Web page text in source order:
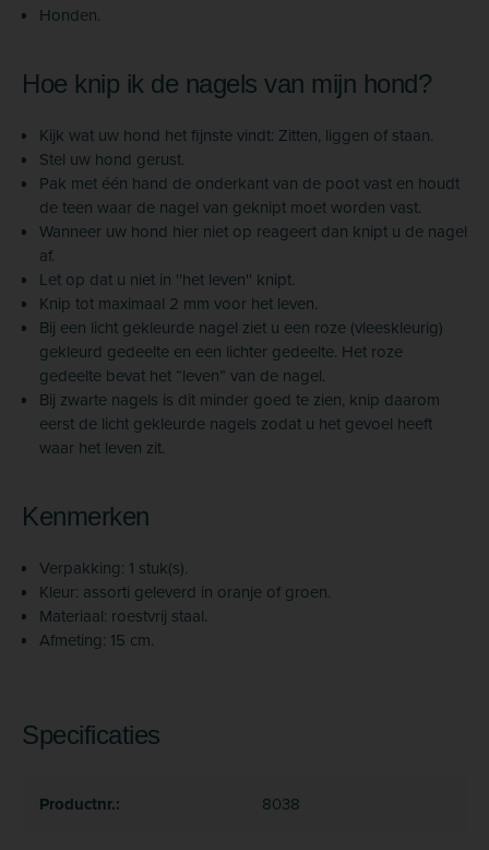
Honden.
Hoe knip ik de nagels van mijn hond?
Kijk wat uw hond het fijnste vindt: Zitten, liggen of staan.
Stel uw hond gerust.
Pak met één hand de onderkant van de poot vast en houdt
de teen waar de nagel van geknipt moet worden vast.
Wanneer uw hond hier niet op reageert dan knipt u de nagel
af.
Let op dat u niet in ''het leven'' knipt.
Knip tot maximaal 2 mm voor het leven.
Bij een licht gekleurde nagel ziet u een roze (vleeskleurig)
gekleurd gedeelte en een lichter gedeelte. Het roze
gedeelte bevat het “leven” van de nagel.
Bij zwarte nagels is dit minder goed te zien, knip daarom
eerst de licht gekleurde nagels zodat u het gevoel heeft
waar het leven zit.
Kenmerken
Verpakking: 1 stuk(s).
Kleur: assorti geleverd in oranje of groen.
Materiaal: roestvrij staal.
Afmeting: 15 cm.
Specificaties
Productnr.: 8038